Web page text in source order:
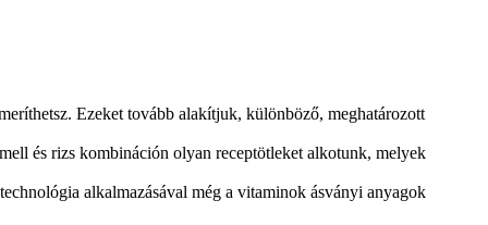
Ezeket tovább alakítjuk, különböző, meghatározott
és rizs kombináción olyan receptötleket alkotunk, melyek
alkalmazásával még a vitaminok ásványi anyagok